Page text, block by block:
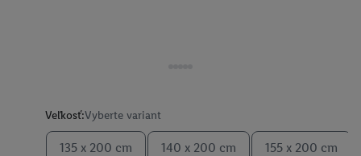
Veľkosť:Vyberte variant
135 x 200 cm 140 x 200 cm 155 x 200 cm